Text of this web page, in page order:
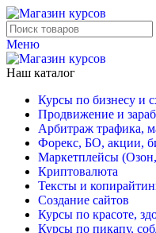
Меню
Наш каталог
Курсы по бизнесу и
Продвижение и
Арбитраж трафика,
Форекс, БО, акции,
Маркетплейсы
Криптовалюта
Тексты и
Создание сайтов
Курсы по красоте,
Курсы по пикапу,